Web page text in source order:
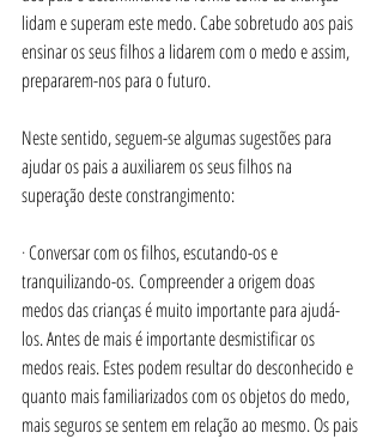
lidam e superam este medo. Cabe sobretudo aos pais
ensinar os seus filhos a lidarem com o medo e assim,
prepararem-nos para o futuro.
Neste sentido, seguem-se algumas sugestões para
ajudar os pais a auxiliarem os seus filhos na
superação deste constrangimento:
· Conversar com os filhos, escutando-os e
tranquilizando-os. Compreender a origem doas
medos das crianças é muito importante para ajudá-
los. Antes de mais é importante desmistificar os
medos reais. Estes podem resultar do desconhecido e
quanto mais familiarizados com os objetos do medo,
mais seguros se sentem em relação ao mesmo. Os pais